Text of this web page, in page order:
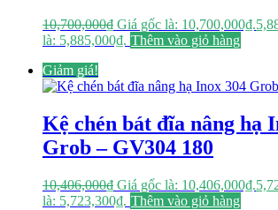
10,700,000₫ Giá gốc là: 10,700,000₫.
là: 5,885,000₫. Thêm vào giỏ hàng
Giảm giá!
Kệ chén bát đĩa nâng hạ
Grob – GV304 180
10,406,000₫ Giá gốc là: 10,406,000₫.
là: 5,723,300₫. Thêm vào giỏ hàng